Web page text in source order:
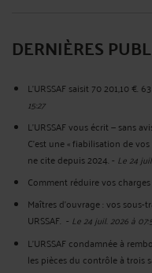
DERNIÈRES
L'URSSAF saisit 70 201,10 €.
15:27
L'URSSAF vous écrit — sans
C'est une « fiabilisation de
ne cite depuis 2024.- Le 24
Comment réduire vos charges
Maîtres d'ouvrage : vos
URSSAF. - Le 24 juil. 2026 à
L'URSSAF condamnée à
les pièces du contrôle à trois